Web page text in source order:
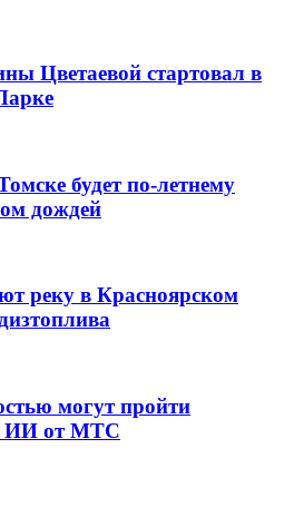
Цветаевой стартовал в
будет по-летнему
дождей
реку в Красноярском
могут пройти
ИИ от МТС